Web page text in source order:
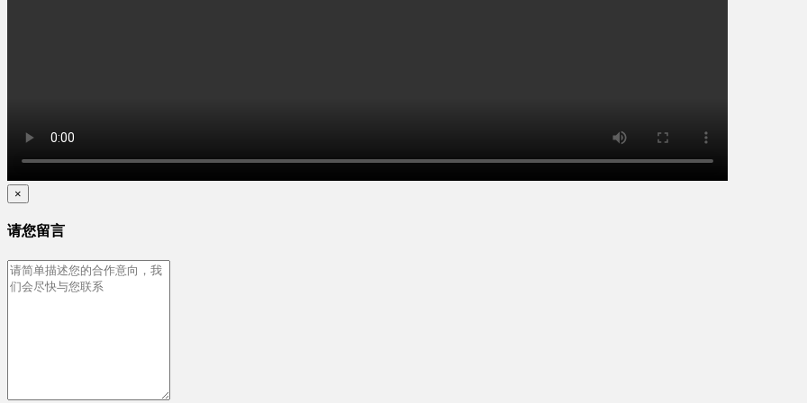
×
请您留言